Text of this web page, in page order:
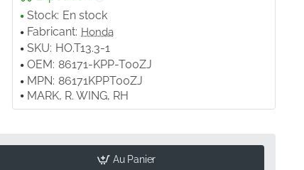
Stock: En stock
Fabricant: Honda
SKU: HO.T13.3-1
OEM: 86171-KPP-T00ZJ
MPN: 86171KPPT00ZJ
MARK, R. WING, RH
Au Panier